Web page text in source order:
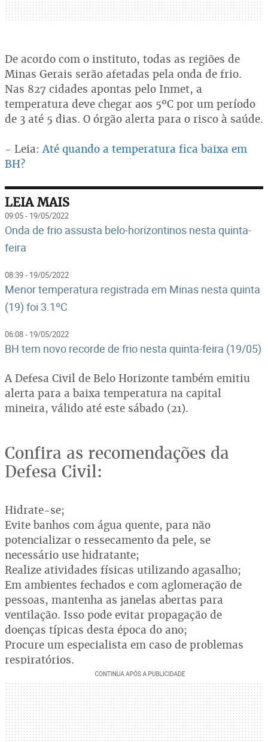
De acordo com o instituto, todas as regiões de
Minas Gerais serão afetadas pela onda de frio.
Nas 827 cidades apontas pelo Inmet, a
temperatura deve chegar aos 5ºC por um período
de 3 até 5 dias. O órgão alerta para o risco à saúde.
- Leia: Até quando a temperatura fica baixa em
BH?
LEIA MAIS
09:05 - 19/05/2022
Onda de frio assusta belo-horizontinos nesta quinta-
feira
08:39 - 19/05/2022
Menor temperatura registrada em Minas nesta quinta
(19) foi 3.1ºC
06:08 - 19/05/2022
BH tem novo recorde de frio nesta quinta-feira (19/05)
A Defesa Civil de Belo Horizonte também emitiu
alerta para a baixa temperatura na capital
mineira, válido até este sábado (21).
Confira as recomendações da
Defesa Civil:
Hidrate-se;
Evite banhos com água quente, para não
potencializar o ressecamento da pele, se
necessário use hidratante;
Realize atividades físicas utilizando agasalho;
Em ambientes fechados e com aglomeração de
pessoas, mantenha as janelas abertas para
ventilação. Isso pode evitar propagação de
doenças típicas desta época do ano;
Procure um especialista em caso de problemas
respiratórios.